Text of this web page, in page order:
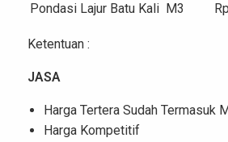
Pondasi Lajur Batu Kali M3
Ketentuan :
JASA
Harga Tertera Sudah Termasuk
Harga Kompetitif